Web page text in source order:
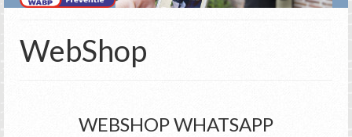
WebShop
WEBSHOP WHATSAPP